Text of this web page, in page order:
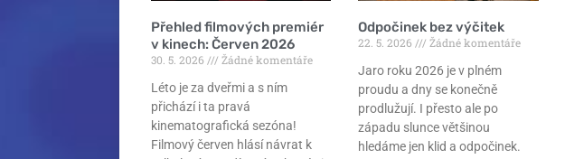
Přehled filmových premiér
v kinech: Červen 2026
30. 5. 2026
Žádné komentáře
Léto je za dveřmi a s ním
přichází i ta pravá
kinematografická sezóna!
Filmový červen hlásí návrat k
Odpočinek bez výčitek
22. 5. 2026
Žádné komentáře
Jaro roku 2026 je v plném
proudu a dny se konečně
prodlužují. I přesto ale po
západu slunce většinou
hledáme jen klid a odpočinek.